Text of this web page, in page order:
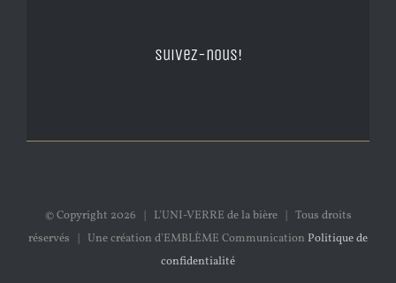
Suivez-nous!
© Copyright 2026 | L'UNI-VERRE de la bière | Tous droits
réservés | Une création d'EMBLÈME Communication Politique de
confidentialité